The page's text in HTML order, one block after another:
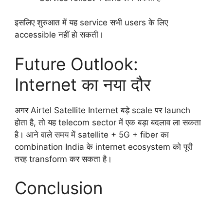
इसलिए शुरुआत में यह service सभी users के लिए
accessible नहीं हो सकती।
Future Outlook:
Internet का नया दौर
अगर Airtel Satellite Internet बड़े scale पर launch
होता है, तो यह telecom sector में एक बड़ा बदलाव ला सकता
है। आने वाले समय में satellite + 5G + fiber का
combination India के internet ecosystem को पूरी
तरह transform कर सकता है।
Conclusion